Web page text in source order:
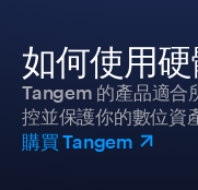
如何使用
Tangem 的產品適合
控並保護你的數位資
購買 Tangem